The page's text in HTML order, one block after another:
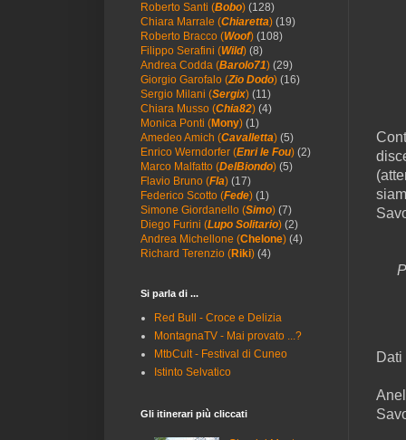
Dati
Roberto Santi (Bobo) (128)
Chiara Marrale (Chiaretta) (19)
Roberto Bracco (Woof) (108)
Filippo Serafini (Wild) (8)
Andrea Codda (Barolo71) (29)
Giorgio Garofalo (Zio Dodo) (16)
Sergio Milani (Sergix) (11)
Chiara Musso (Chia82) (4)
Monica Ponti (Mony) (1)
Amedeo Amich (Cavalletta) (5)
Enrico Werndorfer (Enri le Fou) (2)
Marco Malfatto (DelBiondo) (5)
Flavio Bruno (Fla) (17)
Federico Scotto (Fede) (1)
Simone Giordanello (Simo) (7)
Diego Furini (Lupo Solitario) (2)
Andrea Michellone (Chelone) (4)
Richard Terenzio (Riki) (4)
Si parla di ...
Red Bull - Croce e Delizia
MontagnaTV - Mai provato ...?
MtbCult - Festival di Cuneo
Istinto Selvatico
Gli itinerari più cliccati